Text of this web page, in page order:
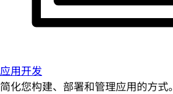
应用开发
简化您构建、部署和管理应用的方式。